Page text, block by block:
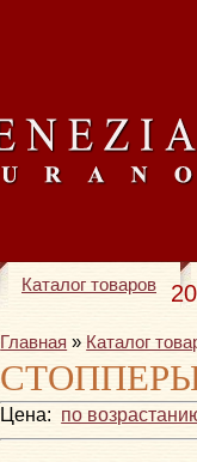
Каталог товаров
Главная » Каталог
Цена: по